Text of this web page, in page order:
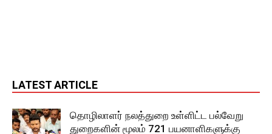
LATEST ARTICLE
தொழிலாளர் நலத்துறை உள்ளிட்ட பல்வேறு
துறைகளின் மூலம் 721 பயனாளிகளுக்கு